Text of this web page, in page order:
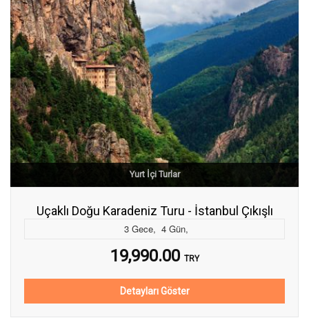
Yurt İçi Turlar
Uçaklı Doğu Karadeniz Turu - İstanbul Çıkışlı
3 Gece, 4 Gün,
19,990.00 TRY
Detayları Göster